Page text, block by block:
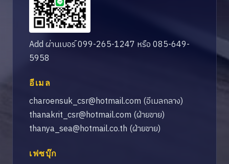
Add ผ่านเบอร์ 099-265-1247 หรือ 085-649-
5958
อีเมล
charoensuk_csr@hotmail.com (อีเมลกลาง)
thanakrit_csr@hotmail.com (ฝ่ายขาย)
thanya_sea@hotmail.co.th (ฝ่ายขาย)
เฟซบุ๊ก